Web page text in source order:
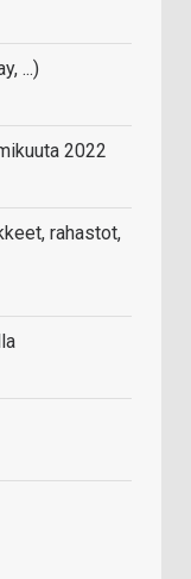
...)
2022
rahastot,